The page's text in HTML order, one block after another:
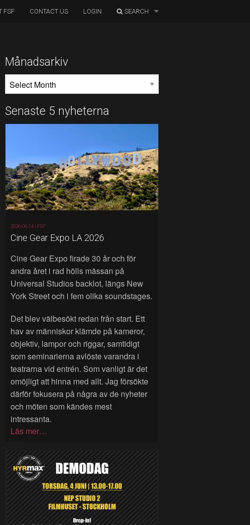
FSF CONTACT US LOGIN SEARCH
Månadsarkiv
Senaste 5 nyheterna
2026-06-14 | FSF
Cine Gear Expo LA 2026
Cine Gear Expo firade 30 år och för
andra året i rad hölls mässan på
Universal Studios backlot, längs New
York Street och i fem olika soundstages.
Det blev välbesökt redan från start. Ett
hav av människor klämde på kameror,
objektiv, lampor och riggar, samtidigt
som seminarierna avlöste varandra i
teatrarna vid entrén. Som vanligt är det
omöjligt att hinna med allt. Jag försökte
därför fokusera på några av de nyheter
och möten som kändes mest
intressanta.
Läs mer…